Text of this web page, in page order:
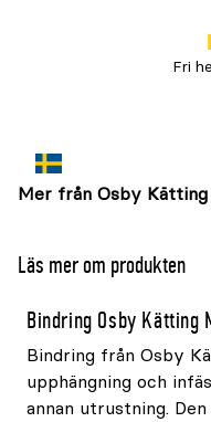
Fri
Mer från Osby Kätting
Läs mer om produkten
Bindring Osby Kätting
Bindring från Osby
upphängning och
annan utrustning.